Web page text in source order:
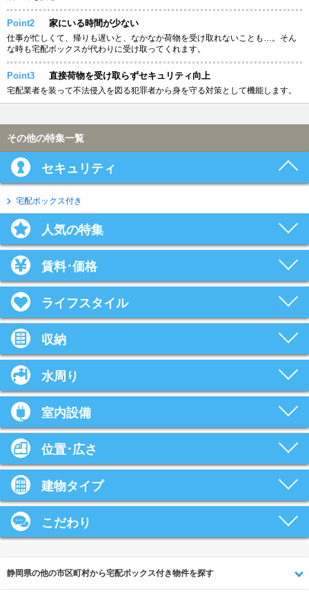
Point2 家にいる時間が少ない
仕事が忙しくて、帰りも遅いと、なかなか荷物を受け取れないことも…。そん
な時も宅配ボックスが代わりに受け取ってくれます。
Point3 直接荷物を受け取らずセキュリティ向上
宅配業者を装って不法侵入を図る犯罪者から身を守る対策として機能します。
その他の特集一覧
セキュリティ
宅配ボックス付き
人気の特集
賃料･価格
ライフスタイル
収納
水周り
室内設備
位置･広さ
建物タイプ
こだわり
静岡県の他の市区町村から宅配ボックス付き物件を探す